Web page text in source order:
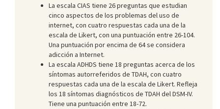
La escala CIAS tiene 26 preguntas que estudian
cinco aspectos de los problemas del uso de
internet, con cuatro respuestas cada una de la
escala de Likert, con una puntuación entre 26-104.
Una puntuación por encima de 64 se considera
adicción a Internet.
La escala ADHDS tiene 18 preguntas acerca de los
síntomas autorreferidos de TDAH, con cuatro
respuestas cada una de la escala de Likert. Refleja
los 18 síntomas diagnósticos de TDAH del DSM-IV.
Tiene una puntuación entre 18-72.